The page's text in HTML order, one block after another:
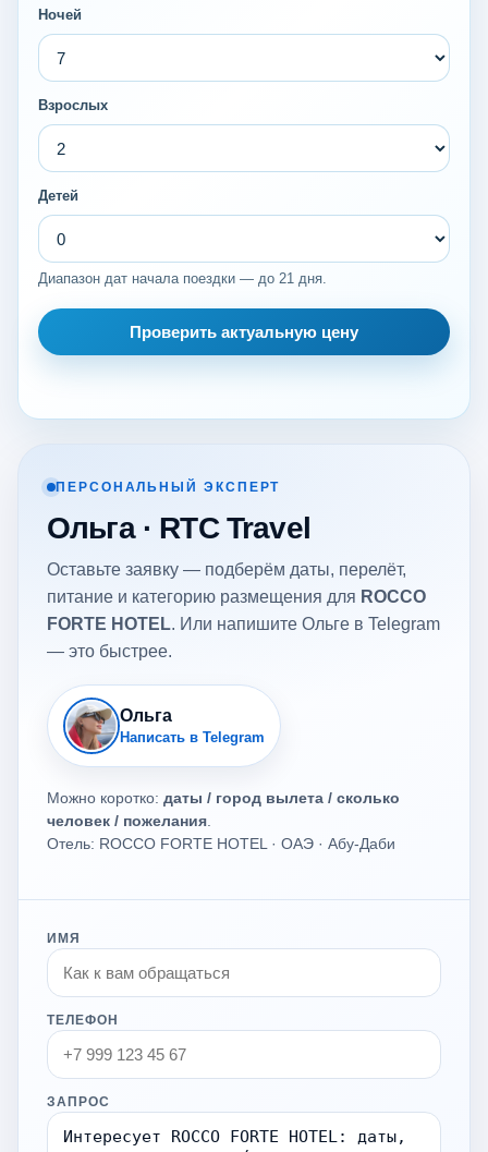
Ночей
Взрослых
Детей
Диапазон дат начала поездки — до 21 дня.
Проверить актуальную цену
ПЕРСОНАЛЬНЫЙ ЭКСПЕРТ
Ольга · RTC Travel
Оставьте заявку — подберём даты, перелёт,
питание и категорию размещения для ROCCO
FORTE HOTEL. Или напишите Ольге в Telegram
— это быстрее.
Ольга
Написать в Telegram
Можно коротко: даты / город вылета / сколько
человек / пожелания
Отель: ROCCO FORTE HOTEL · ОАЭ · Абу-Даби
ИМЯ
ТЕЛЕФОН
ЗАПРОС